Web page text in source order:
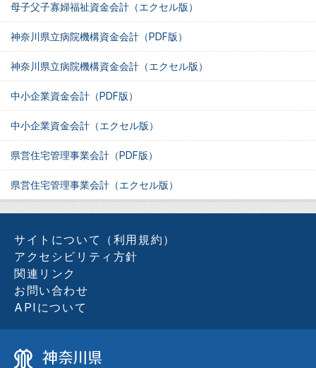
母子父子寡婦福祉資金会計（エクセル版）
神奈川県立病院機構資金会計（PDF版）
神奈川県立病院機構資金会計（エクセル版）
中小企業資金会計（PDF版）
中小企業資金会計（エクセル版）
県営住宅管理事業会計（PDF版）
県営住宅管理事業会計（エクセル版）
サイトについて（利用規約）
アクセシビリティ方針
関連リンク
お問い合わせ
APIについて